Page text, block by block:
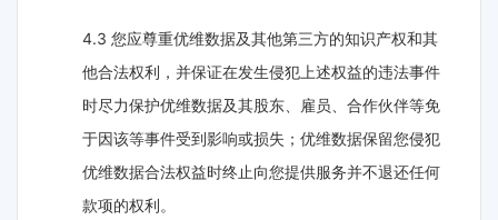
4.3 您应尊重优维数据及其他第三方的知识产权和其
他合法权利，并保证在发生侵犯上述权益的违法事件
时尽力保护优维数据及其股东、雇员、合作伙伴等免
于因该等事件受到影响或损失；优维数据保留您侵犯
优维数据合法权益时终止向您提供服务并不退还任何
款项的权利。